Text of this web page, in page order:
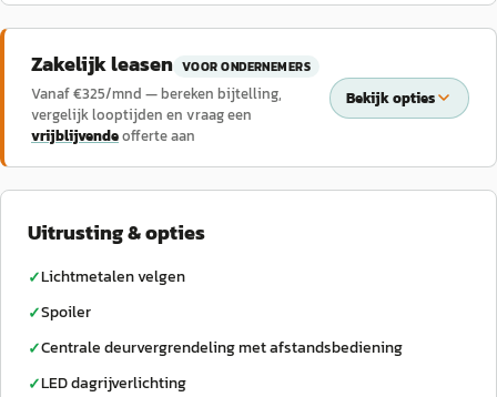
Zakelijk leasen VOOR ONDERNEMERS
Vanaf €325/mnd — bereken bijtelling,
vergelijk looptijden en vraag een
vrijblijvendeofferte aan
Bekijk opties
Uitrusting & opties
✓Lichtmetalen velgen
✓Spoiler
✓Centrale deurvergrendeling met afstandsbediening
✓LED dagrijverlichting